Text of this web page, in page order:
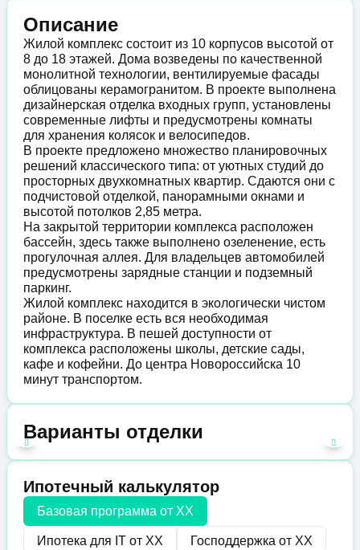
Описание
Жилой комплекс состоит из 10 корпусов высотой от
8 до 18 этажей. Дома возведены по качественной
монолитной технологии, вентилируемые фасады
облицованы керамогранитом. В проекте выполнена
дизайнерская отделка входных групп, установлены
современные лифты и предусмотрены комнаты
для хранения колясок и велосипедов.
В проекте предложено множество планировочных
решений классического типа: от уютных студий до
просторных двухкомнатных квартир. Сдаются они с
подчистовой отделкой, панорамными окнами и
высотой потолков 2,85 метра.
На закрытой территории комплекса расположен
бассейн, здесь также выполнено озеленение, есть
прогулочная аллея. Для владельцев автомобилей
предусмотрены зарядные станции и подземный
паркинг.
Жилой комплекс находится в экологически чистом
районе. В поселке есть вся необходимая
инфраструктура. В пешей доступности от
комплекса расположены школы, детские сады,
кафе и кофейни. До центра Новороссийска 10
минут транспортом.
Варианты отделки
Ипотечный калькулятор
Базовая программа от XX
Ипотека для IT от XX Господдержка от XX